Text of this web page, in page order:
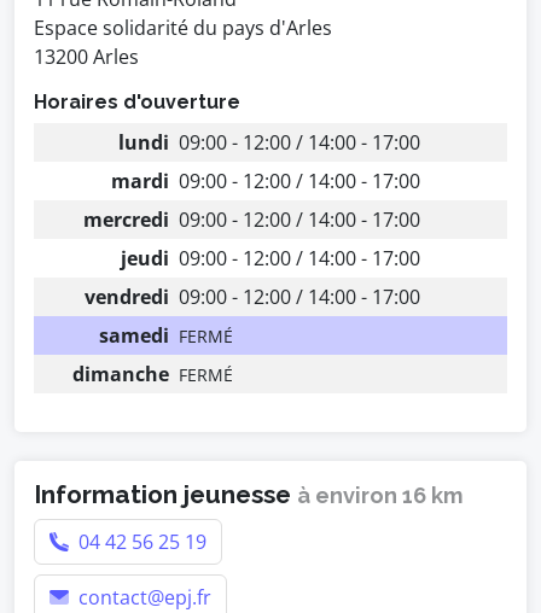
Espace solidarité du pays d'Arles
13200 Arles
Horaires d'ouverture
lundi 09:00 - 12:00 / 14:00 - 17:00
mardi 09:00 - 12:00 / 14:00 - 17:00
mercredi 09:00 - 12:00 / 14:00 - 17:00
jeudi 09:00 - 12:00 / 14:00 - 17:00
vendredi 09:00 - 12:00 / 14:00 - 17:00
samedi FERMÉ
dimanche FERMÉ
Information jeunesse à environ 16 km
04 42 56 25 19
contact@epj.fr